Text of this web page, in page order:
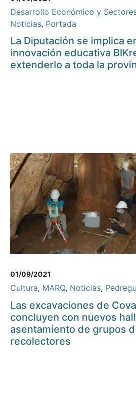
Desarrollo Económico y
Noticias, Portada
La Diputación se implica
innovación educativa
extenderlo a toda la
01/09/2021
Cultura, MARQ, Noticias,
Las excavaciones de
concluyen con nuevos
asentamiento de grupos
recolectores